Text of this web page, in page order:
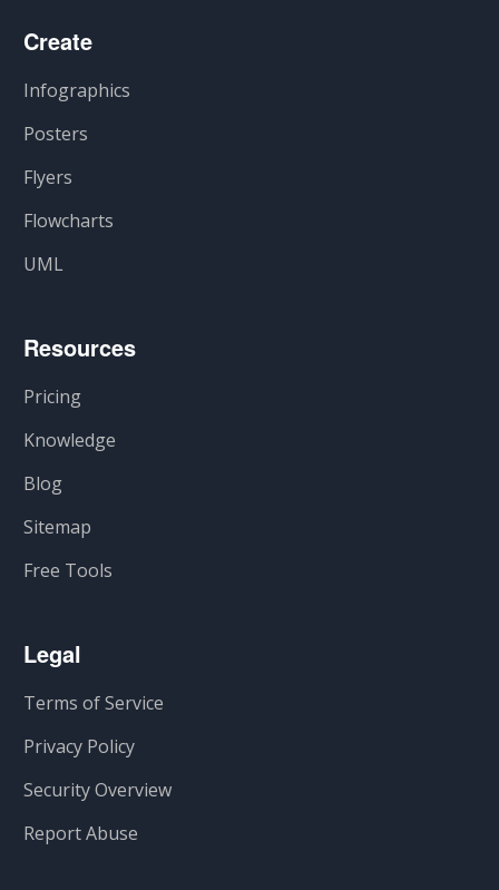
Create
Infographics
Posters
Flyers
Flowcharts
UML
Resources
Pricing
Knowledge
Blog
Sitemap
Free Tools
Legal
Terms of Service
Privacy Policy
Security Overview
Report Abuse